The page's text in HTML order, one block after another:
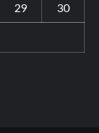
29 30